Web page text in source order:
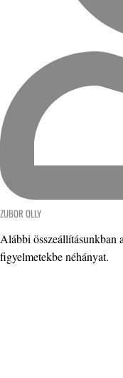
ZUBOR OLLY
Alábbi összeállításunkban
figyelmetekbe néhányat.